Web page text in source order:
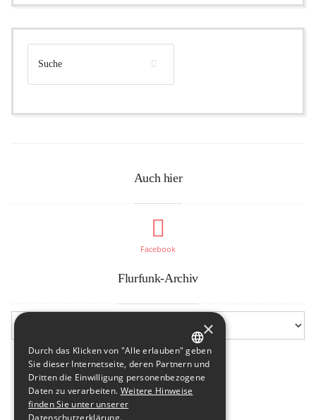
Auch hier
Facebook
Flurfunk-Archiv
GERMAN
ENGLISH
×
Durch das Klicken von "Alle erlauben" geben
Sie dieser Internetseite, deren Partnern und
Dritten die Einwilligung personenbezogene
Daten zu verarbeiten. Weitere Hinweise
finden Sie unter unserer
Datenschutzerklärung.